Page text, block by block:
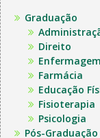
Graduação
Direito
Enfermagem
Farmácia
Educação
Fisioterapia
Psicologia
Pós-Graduação